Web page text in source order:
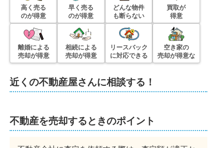
高く売る
のが得意
早く売る
のが得意
どんな物件
も断らない
買取が
得意
離婚による
売却が得意
相続による
売却が得意
リースバック
に対応できる
空き家の
売却が得意な
近くの不動産屋さんに相談する！
不動産を売却するときのポイント